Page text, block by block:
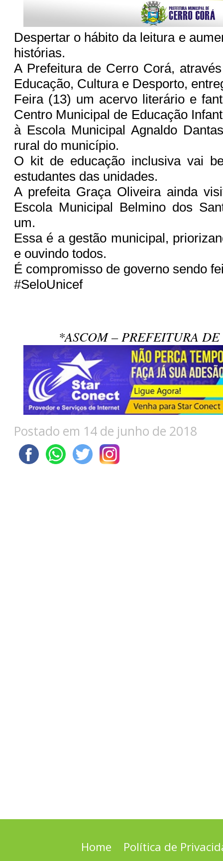
Despertar o hábito da leitura e
histórias.
A Prefeitura de Cerro Corá,
Educação, Cultura e Desporto,
Feira (13) um acervo literário e
Centro Municipal de Educação
à Escola Municipal Agnaldo
rural do município.
O kit de educação inclusiva vai
estudantes das unidades.
A prefeita Graça Oliveira ainda
Escola Municipal Belmino dos
um.
Essa é a gestão municipal,
e ouvindo todos.
É compromisso de governo sendo
#SeloUnicef
*ASCOM – PREFEITURA DE
Postado em 14 de junho de 2018
Home Política de